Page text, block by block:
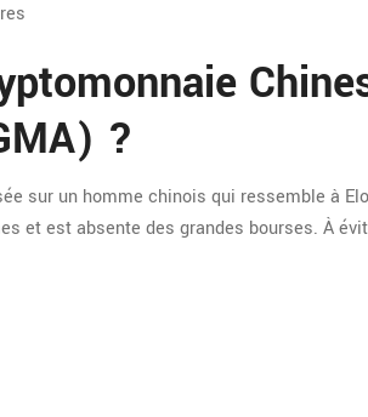
?
sur un homme chinois qui ressemble à
et est absente des grandes bourses. À